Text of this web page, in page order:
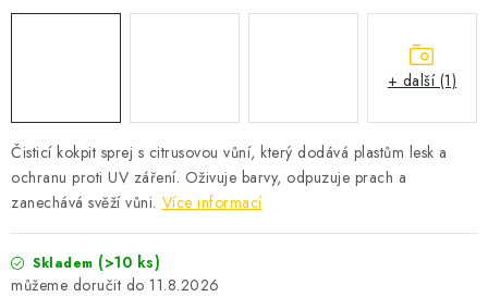
DOMÁCNOST
Čisticí kokpit sprej s citrusovou vůní, který dodává plastům lesk a
ochranu proti UV záření. Oživuje barvy, odpuzuje prach a
zanechává svěží vůni. Více informací
Skladem (>10 ks)
11.8.2026
+ další (1)